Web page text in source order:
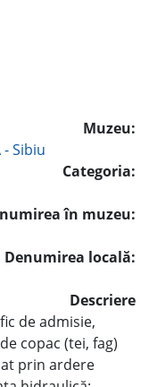
Muzeu:
Sibiu
Categoria:
în muzeu:
Denumirea locală:
Descriere
de admisie,
copac (tei, fag)
prin ardere